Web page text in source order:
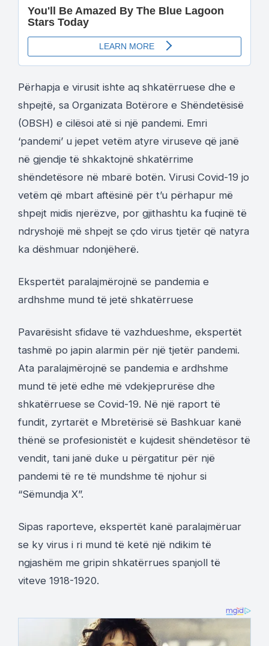
Përhapja e virusit ishte aq shkatërruese dhe e
shpejtë, sa Organizata Botërore e Shëndetësisë
(OBSH) e cilësoi atë si një pandemi. Emri
‘pandemi’ u jepet vetëm atyre viruseve që janë
në gjendje të shkaktojnë shkatërrime
shëndetësore në mbarë botën. Virusi Covid-19 jo
vetëm që mbart aftësinë për t’u përhapur më
shpejt midis njerëzve, por gjithashtu ka fuqinë të
ndryshojë më shpejt se çdo virus tjetër që natyra
ka dëshmuar ndonjëherë.
Ekspertët paralajmërojnë se pandemia e
ardhshme mund të jetë shkatërruese
Pavarësisht sfidave të vazhdueshme, ekspertët
tashmë po japin alarmin për një tjetër pandemi.
Ata paralajmërojnë se pandemia e ardhshme
mund të jetë edhe më vdekjeprurëse dhe
shkatërruese se Covid-19. Në një raport të
fundit, zyrtarët e Mbretërisë së Bashkuar kanë
thënë se profesionistët e kujdesit shëndetësor të
vendit, tani janë duke u përgatitur për një
pandemi të re të mundshme të njohur si
“Sëmundja X”.
Sipas raporteve, ekspertët kanë paralajmëruar
se ky virus i ri mund të ketë një ndikim të
ngjashëm me gripin shkatërrues spanjoll të
viteve 1918-1920.